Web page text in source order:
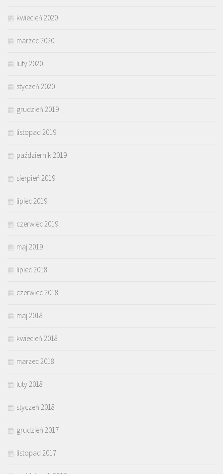
kwiecień 2020
marzec 2020
luty 2020
styczeń 2020
grudzień 2019
listopad 2019
październik 2019
sierpień 2019
lipiec 2019
czerwiec 2019
maj 2019
lipiec 2018
czerwiec 2018
maj 2018
kwiecień 2018
marzec 2018
luty 2018
styczeń 2018
grudzień 2017
listopad 2017